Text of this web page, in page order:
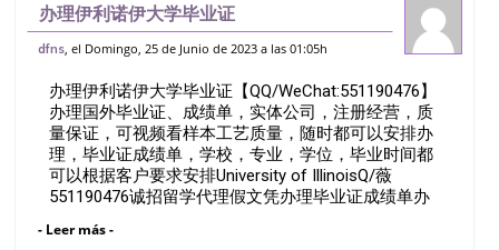
办理伊利诺伊大学毕业证
【QQ/WeChat:551190476】办理国外毕
保证，可视频看样本工艺质量，随时都可以
安排办
dfns , el Domingo, 25 de Junio de 2023 a las 01:05h
办理伊利诺伊大学毕业证【QQ/WeChat:551190476】
办理国外毕业证、成绩单，实体公司，注册经营，质
量保证，可视频看样本工艺质量，随时都可以安排办
理，毕业证成绩单，学校，专业，学位，毕业时间都
可以根据客户要求安排University of IllinoisQ/薇
551190476诚招留学代理假文凭办理毕业证成绩单办
留信网认证办理留服认证办理学历认证办理学生卡办
- Leer más -